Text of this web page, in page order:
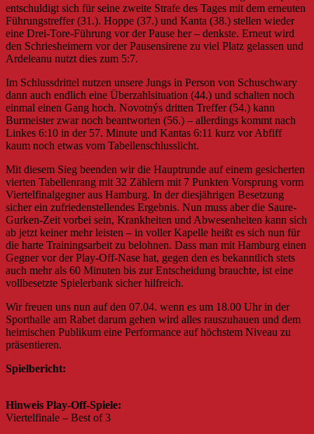
entschuldigt sich für seine zweite Strafe des Tages mit dem erneuten
Führungstreffer (31.). Hoppe (37.) und Kanta (38.) stellen wieder
eine Drei-Tore-Führung vor der Pause her – denkste. Erneut wird
den Schriesheimern vor der Pausensirene zu viel Platz gelassen und
Ardeleanu nutzt dies zum 5:7.
Im Schlussdrittel nutzen unsere Jungs in Person von Schuschwary
dann auch endlich eine Überzahlsituation (44.) und schalten noch
einmal einen Gang hoch. Novotnýs dritten Treffer (54.) kann
Burmeister zwar noch beantworten (56.) – allerdings kommt nach
Linkes 6:10 in der 57. Minute und Kantas 6:11 kurz vor Abfiff
kaum noch etwas vom Tabellenschlusslicht.
Mit diesem Sieg beenden wir die Hauptrunde auf einem gesicherten
vierten Tabellenrang mit 32 Zählern mit 7 Punkten Vorsprung vorm
Viertelfinalgegner aus Hamburg. In der diesjährigen Besetzung
sicher ein zufriedenstellendes Ergebnis. Nun muss aber die Saure-
Gurken-Zeit vorbei sein, Krankheiten und Abwesenheiten kann sich
ab jetzt keiner mehr leisten – in voller Kapelle heißt es sich nun für
die harte Trainingsarbeit zu belohnen. Dass man mit Hamburg einen
Gegner vor der Play-Off-Nase hat, gegen den es bekanntlich stets
auch mehr als 60 Minuten bis zur Entscheidung brauchte, ist eine
vollbesetzte Spielerbank sicher hilfreich.
Wir freuen uns nun auf den 07.04. wenn es um 18.00 Uhr in der
Sporthalle am Rabet darum gehen wird alles rauszuhauen und dem
heimischen Publikum eine Performance auf höchstem Niveau zu
präsentieren.
Spielbericht:
Hinweis Play-Off-Spiele:
Viertelfinale – Best of 3